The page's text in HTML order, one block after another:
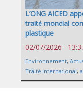
L’ONG AICED
traité mondial
plastique
02/07/2026 -
Environnement,
Traité international,